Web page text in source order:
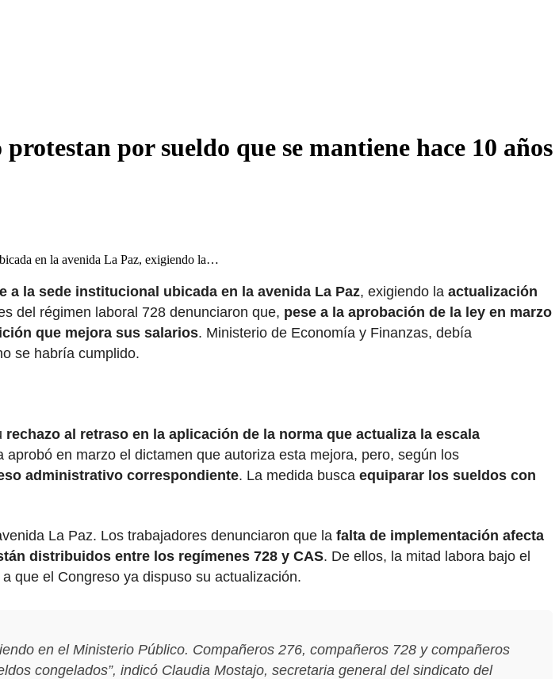
por sueldo que se mantiene hace 10 años
en la avenida La Paz, exigiendo la…
a la sede institucional ubicada en la avenida La Paz, exigiendo la actualización
del régimen laboral 728 denunciaron que, pese a la aprobación de la ley en marzo
que mejora sus salarios. Ministerio de Economía y Finanzas, debía
se habría cumplido.
rechazo al retraso en la aplicación de la norma que actualiza la escala
en marzo el dictamen que autoriza esta mejora, pero, según los
administrativo correspondiente. La medida busca equiparar los sueldos con
La Paz. Los trabajadores denunciaron que la falta de implementación afecta
distribuidos entre los regímenes 728 y CAS. De ellos, la mitad labora bajo el
a que el Congreso ya dispuso su actualización.
en el Ministerio Público. Compañeros 276, compañeros 728 y compañeros
congelados”, indicó Claudia Mostajo, secretaria general del sindicato del